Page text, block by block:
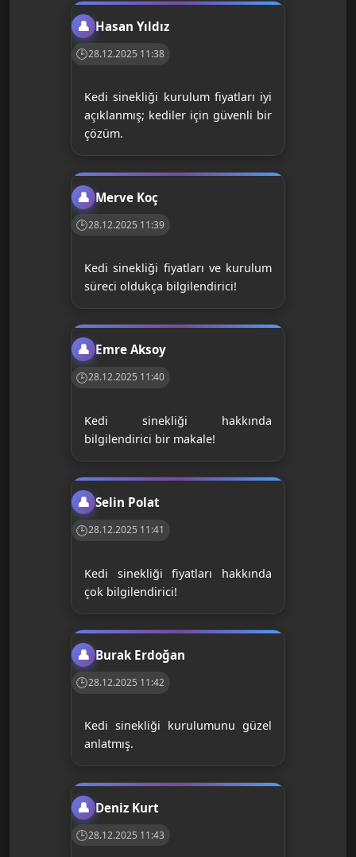
Hasan Yıldız
28.12.2025 11:38
Kedi sinekliği kurulum fiyatları iyi
açıklanmış; kediler için güvenli bir
çözüm.
Merve Koç
28.12.2025 11:39
Kedi sinekliği fiyatları ve kurulum
süreci oldukça bilgilendirici!
Emre Aksoy
28.12.2025 11:40
Kedi sinekliği hakkında
bilgilendirici bir makale!
Selin Polat
28.12.2025 11:41
Kedi sinekliği fiyatları hakkında
çok bilgilendirici!
Burak Erdoğan
28.12.2025 11:42
Kedi sinekliği kurulumunu güzel
anlatmış.
Deniz Kurt
28.12.2025 11:43